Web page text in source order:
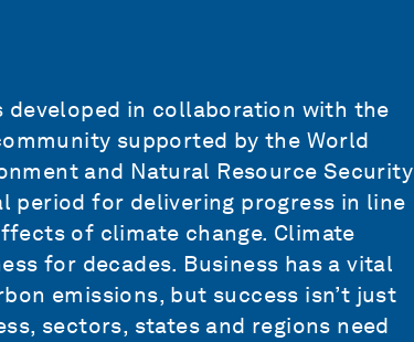
developed in collaboration with the
supported by the World
and Natural Resource Security
period for delivering progress in line
of climate change. Climate
for decades. Business has a vital
emissions, but success isn’t just
sectors, states and regions need